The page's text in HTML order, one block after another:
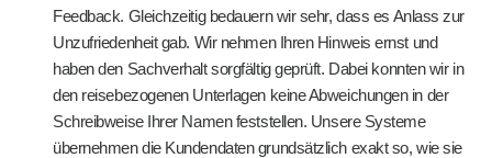
Feedback. Gleichzeitig bedauern wir sehr, dass es Anlass zur
Unzufriedenheit gab. Wir nehmen Ihren Hinweis ernst und
haben den Sachverhalt sorgfältig geprüft. Dabei konnten wir in
den reisebezogenen Unterlagen keine Abweichungen in der
Schreibweise Ihrer Namen feststellen. Unsere Systeme
übernehmen die Kundendaten grundsätzlich exakt so, wie sie